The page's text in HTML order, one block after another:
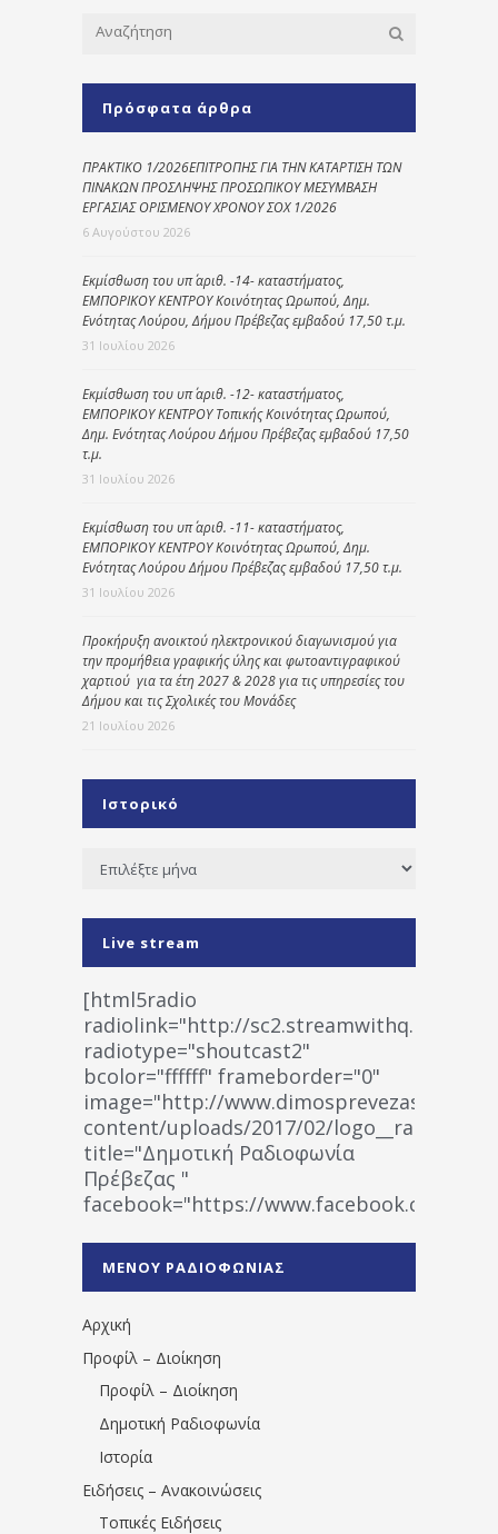
Πρόσφατα άρθρα
ΠΡΑΚΤΙΚΟ 1/2026ΕΠΙΤΡΟΠΗΣ ΓΙΑ ΤΗΝ ΚΑΤΑΡΤΙΣΗ ΤΩΝ
ΠΙΝΑΚΩΝ ΠΡΟΣΛΗΨΗΣ ΠΡΟΣΩΠΙΚΟΥ ΜΕΣΥΜΒΑΣΗ
ΕΡΓΑΣΙΑΣ ΟΡΙΣΜΕΝΟΥ ΧΡΟΝΟΥ ΣΟΧ 1/2026
6 Αυγούστου 2026
Εκμίσθωση του υπ΄ αριθ. -14- καταστήματος,
ΕΜΠΟΡΙΚΟΥ ΚΕΝΤΡΟΥ Κοινότητας Ωρωπού, Δημ.
Ενότητας Λούρου, Δήμου Πρέβεζας εμβαδού 17,50 τ.μ.
31 Ιουλίου 2026
Εκμίσθωση του υπ΄ αριθ. -12- καταστήματος,
ΕΜΠΟΡΙΚΟΥ ΚΕΝΤΡΟΥ Τοπικής Κοινότητας Ωρωπού,
Δημ. Ενότητας Λούρου Δήμου Πρέβεζας εμβαδού 17,50
τ.μ.
31 Ιουλίου 2026
Εκμίσθωση του υπ΄ αριθ. -11- καταστήματος,
ΕΜΠΟΡΙΚΟΥ ΚΕΝΤΡΟΥ Κοινότητας Ωρωπού, Δημ.
Ενότητας Λούρου Δήμου Πρέβεζας εμβαδού 17,50 τ.μ.
31 Ιουλίου 2026
Προκήρυξη ανοικτού ηλεκτρονικού διαγωνισμού για
την προμήθεια γραφικής ύλης και φωτοαντιγραφικού
χαρτιού για τα έτη 2027 & 2028 για τις υπηρεσίες του
Δήμου και τις Σχολικές του Μονάδες
21 Ιουλίου 2026
Ιστορικό
Ιστορικό
Live stream
[html5radio
radiolink="http://
radiotype="shoutcast2"
bcolor="ffffff" frameborder="0"
image="http://www.dimosprevezas.gr/wp-
content/uploads/2017/02/
title="Δημοτική Ραδιοφωνία
Πρέβεζας "
facebook="https://www.facebook.com/
1531194763766854/" artist="" ]
ΜΕΝΟΥ ΡΑΔΙΟΦΩΝΙΑΣ
Αρχική
Προφίλ – Διοίκηση
Προφίλ – Διοίκηση
Δημοτική Ραδιοφωνία
Ιστορία
Ειδήσεις – Ανακοινώσεις
Τοπικές Ειδήσεις